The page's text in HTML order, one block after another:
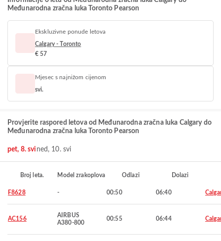
Međunarodna zračna luka Toronto Pearson
Ekskluzivne ponude letova
Calgary - Toronto
€ 57
Mjesec s najnižom cijenom
svi.
Provjerite raspored letova od Međunarodna zračna luka Calgary do
Međunarodna zračna luka Toronto Pearson
pet, 8. svi ned, 10. svi
Broj leta. Model zrakoplova Odlazi Dolazi
F8628 - 00:50 06:40
AC156
AIRBUS
A380-800
00:55 06:44